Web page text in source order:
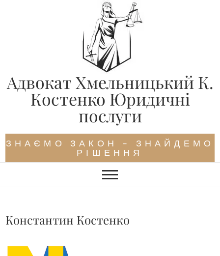
Адвокат Хмельницький К.
Костенко Юридичні
послуги
ЗНАЄМО ЗАКОН – ЗНАЙДЕМО
РІШЕННЯ
Константин Костенко